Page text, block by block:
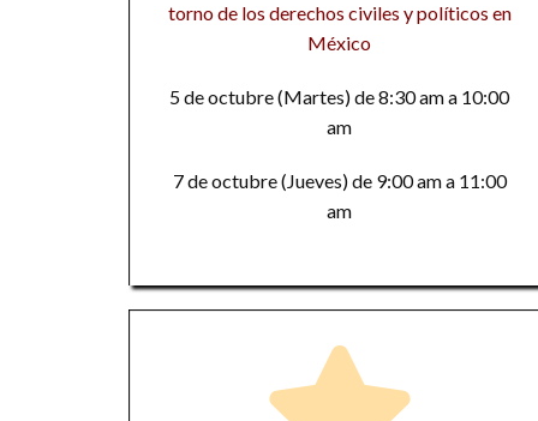
torno de los derechos civiles y políticos en
México
5 de octubre (Martes) de 8:30 am a 10:00
am
7 de octubre (Jueves) de 9:00 am a 11:00
am